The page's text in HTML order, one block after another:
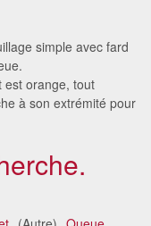
simple avec fard
est orange, tout
à son extrémité pour